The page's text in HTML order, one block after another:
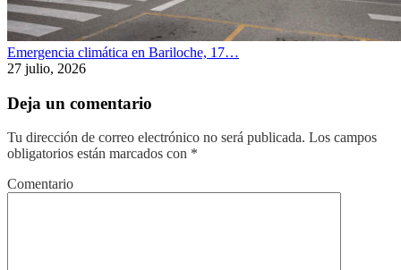
Emergencia climática en Bariloche, 17…
27 julio, 2026
Deja un comentario
Tu dirección de correo electrónico no será publicada. Los campos
obligatorios están marcados con *
Comentario